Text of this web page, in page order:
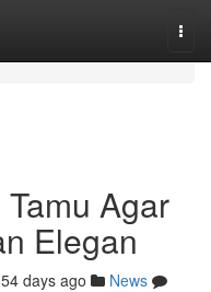
Agar
Elegan
54 days ago
News